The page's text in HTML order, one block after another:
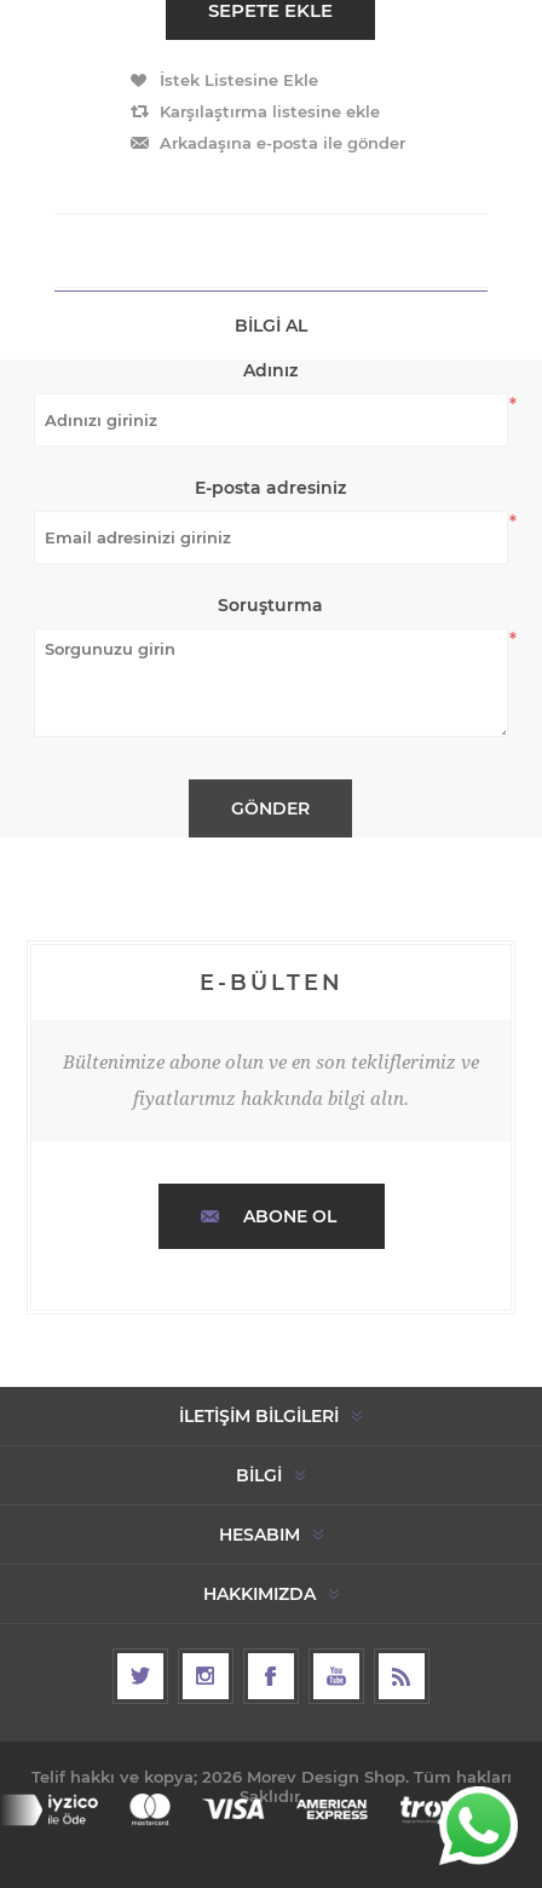
BILGI AL
Adınız
*
E-posta adresiniz
*
Soruşturma
*
E-BÜLTEN
Bültenimize abone olun ve en son tekliflerimiz ve
fiyatlarımız hakkında bilgi alın.
ABONE OL
İLETIŞIM BILGILERI
BILGI
HESABIM
HAKKIMIZDA
Telif hakkı ve kopya; 2026 Morev Design Shop. Tüm hakları
Saklıdır.